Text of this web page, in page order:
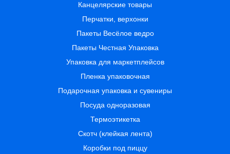
Канцелярские товары
Перчатки, верхонки
Пакеты Весёлое ведро
Пакеты Честная Упаковка
Упаковка для маркетплейсов
Пленка упаковочная
Подарочная упаковка и сувениры
Посуда одноразовая
Термоэтикетка
Скотч (клейкая лента)
Коробки под пиццу